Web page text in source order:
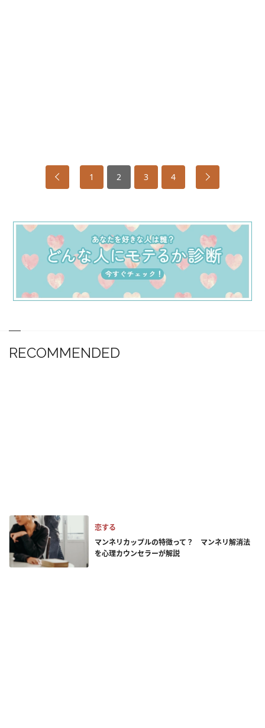
1 2 3 4
RECOMMENDED
恋する
マンネリカップルの特徴って？ マンネリ解消法
を心理カウンセラーが解説